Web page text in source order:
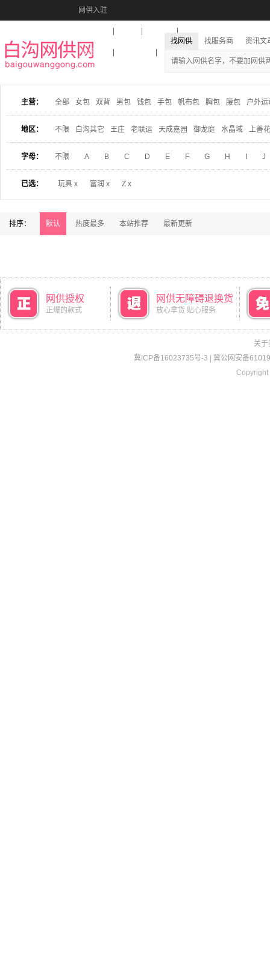
网供入驻
收藏本站
找网供 找服务商 资讯文
主营： 全部 女包 双背 男包 钱包 手包 帆布包 胸包 腰包 户外运
地区： 不限 白沟其它 王庄 老联运 天成嘉园 御龙庭 水晶域 上善
字母： 不限 A B C D E F G H J
已选： 玩具 x 富润 x Z x
排序： 默认 热度最多 本站推荐 最新更新
网供授权
正爆的款式
网供无障碍退换货
放心拿货 贴心服务
关于
冀ICP备16023735号-3
冀公网安备